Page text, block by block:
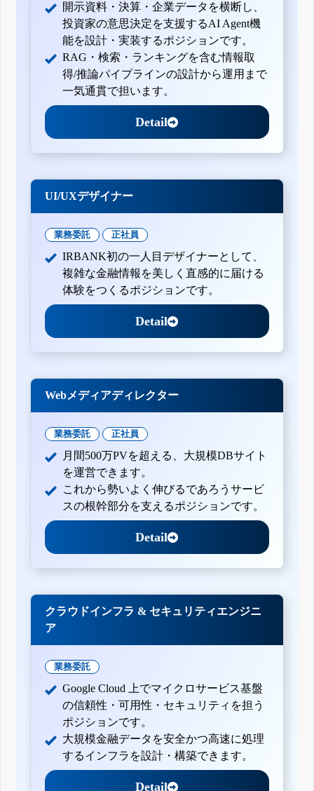
開示資料・決算・企業データを横断し、
投資家の意思決定を支援するAI Agent機
能を設計・実装するポジションです。
RAG・検索・ランキングを含む情報取
得/推論パイプラインの設計から運用まで
一気通貫で担います。
Detail
UI/UXデザイナー
業務委託 正社員
IRBANK初の一人目デザイナーとして、
複雑な金融情報を美しく直感的に届ける
体験をつくるポジションです。
Detail
Webメディアディレクター
業務委託 正社員
月間500万PVを超える、大規模DBサイト
を運営できます。
これから勢いよく伸びるであろうサービ
スの根幹部分を支えるポジションです。
Detail
クラウドインフラ & セキュリティエンジニ
ア
業務委託
Google Cloud 上でマイクロサービス基盤
の信頼性・可用性・セキュリティを担う
ポジションです。
大規模金融データを安全かつ高速に処理
するインフラを設計・構築できます。
Detail